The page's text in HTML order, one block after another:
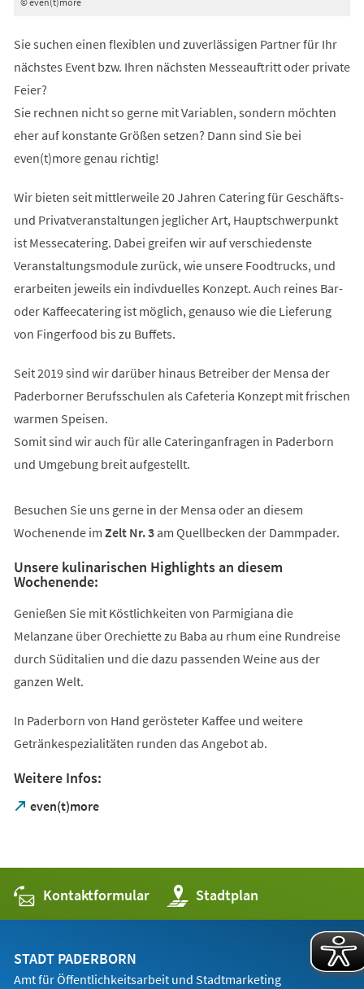
Sie suchen einen flexiblen und zuverlässigen Partner für Ihr
nächstes Event bzw. Ihren nächsten Messeauftritt oder private
Feier?
Sie rechnen nicht so gerne mit Variablen, sondern möchten
eher auf konstante Größen setzen? Dann sind Sie bei
even(t)more genau richtig!
Wir bieten seit mittlerweile 20 Jahren Catering für Geschäfts-
und Privatveranstaltungen jeglicher Art, Hauptschwerpunkt
ist Messecatering. Dabei greifen wir auf verschiedenste
Veranstaltungsmodule zurück, wie unsere Foodtrucks, und
erarbeiten jeweils ein indivduelles Konzept. Auch reines Bar-
oder Kaffeecatering ist möglich, genauso wie die Lieferung
von Fingerfood bis zu Buffets.
Seit 2019 sind wir darüber hinaus Betreiber der Mensa der
Paderborner Berufsschulen als Cafeteria Konzept mit frischen
warmen Speisen.
Somit sind wir auch für alle Cateringanfragen in Paderborn
und Umgebung breit aufgestellt.
Besuchen Sie uns gerne in der Mensa oder an diesem
Wochenende im Zelt Nr. 3am Quellbecken der Dammpader.
Unsere kulinarischen Highlights an diesem
Wochenende:
Genießen Sie mit Köstlichkeiten von Parmigiana die
Melanzane über Orechiette zu Baba au rhum eine Rundreise
durch Süditalien und die dazu passenden Weine aus der
ganzen Welt.
In Paderborn von Hand gerösteter Kaffee und weitere
Getränkespezialitäten runden das Angebot ab.
Weitere Infos:
even(t)more
(Öffnet
Tab)
Kontaktformular Stadtplan
(Öffnet
in
einem
STADT PADERBORN
Amt für Öffentlichkeitsarbeit und Stadtmarketing